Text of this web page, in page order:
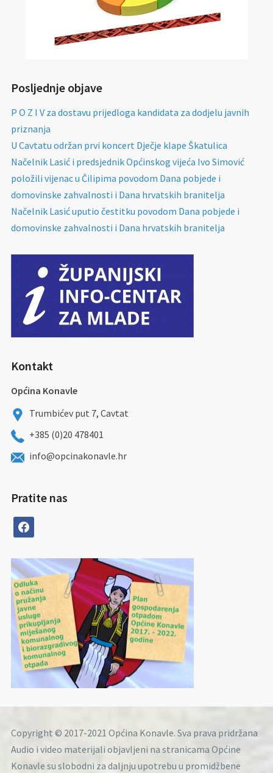
Posljednje objave
P O Z I V za dostavu prijedloga kandidata za dodjelu javnih
priznanja
U Cavtatu održan prvi koncert Dječje klape Škatulica
Načelnik Lasić i predsjednik Općinskog vijeća Ivo Simović
položili vijenac u Čilipima povodom Dana pobjede i
domovinske zahvalnosti i Dana hrvatskih branitelja
Načelnik Lasić uputio čestitku povodom Dana pobjede i
domovinske zahvalnosti i Dana hrvatskih branitelja
Kontakt
Općina Konavle
Trumbićev put 7, Cavtat
+385 (0)20 478401
info@opcinakonavle.hr
Pratite nas
facebook
Copyright © 2017-2021 Općina Konavle. Sva prava pridržana
Audio i video materijali objavljeni na stranicama Općine
Konavle su slobodni za daljnju upotrebu u promidžbene